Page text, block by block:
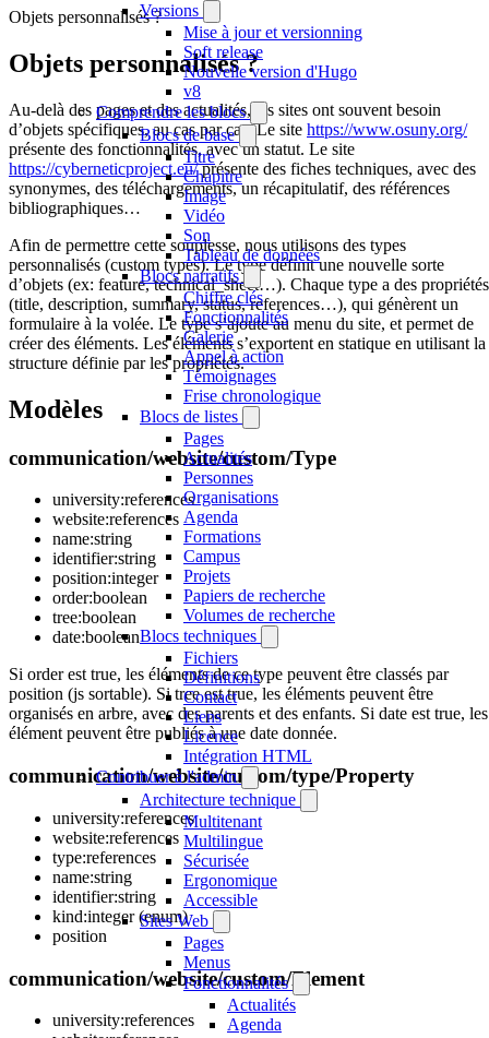
Versions
Mise à jour et versionning
Soft release
Nouvelle version d'Hugo
v8
Comprendre les blocs
Blocs de base
Titre
Chapitre
Image
Vidéo
Son
Tableau de données
Blocs narratifs
Chiffre clés
Fonctionnalités
Galerie
Appel à action
Témoignages
Frise chronologique
Blocs de listes
Pages
Actualités
Personnes
Organisations
Agenda
Formations
Campus
Projets
Papiers de recherche
Volumes de recherche
Blocs techniques
Fichiers
Définitions
Contact
Liens
Licence
Intégration HTML
Contribuer à l'admin
Architecture technique
Multitenant
Multilingue
Sécurisée
Ergonomique
Accessible
Sites Web
Pages
Menus
Fonctionnalités
Actualités
Agenda
Objets personnalisés ?
Objets personnalisés ?
Au-delà des pages et des actualités, les sites ont souvent besoin
d’objets spécifiques, au cas par cas. Le site https://www.osuny.org/
présente des fonctionnalités, avec un statut. Le site
https://cyberneticproject.eu/présente des fiches techniques, avec des
synonymes, des téléchargements, un récapitulatif, des références
bibliographiques…
Afin de permettre cette souplesse, nous utilisons des types
personnalisés (custom types). Le type définit une nouvelle sorte
d’objets (ex: feature, technical_sheet…). Chaque type a des propriétés
(title, description, summary, status, references…), qui génèrent un
formulaire à la volée. Le type s’ajoute au menu du site, et permet de
créer des éléments. Les éléments s’exportent en statique en utilisant la
structure définie par les propriétés.
Modèles
communication/website/custom/Type
university:references
website:references
name:string
identifier:string
position:integer
order:boolean
tree:boolean
date:boolean
Si order est true, les éléments de ce type peuvent être classés par
position (js sortable). Si tree est true, les éléments peuvent être
organisés en arbre, avec des parents et des enfants. Si date est true, les
élément peuvent être publiés à une date donnée.
communication/website/custom/type/Property
university:references
website:references
type:references
name:string
identifier:string
kind:integer (enum)
position
communication/website/custom/Element
university:references